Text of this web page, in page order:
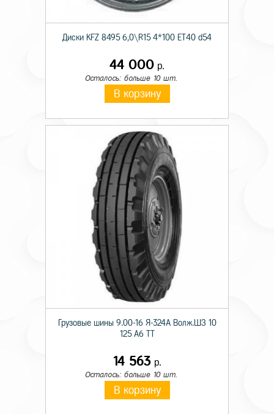
Диски KFZ 8495 6,0\R15 4*100 ET40 d54
44 000 р.
Осталось: больше 10 шт.
В корзину
Грузовые шины 9.00-16 Я-324А Волж.ШЗ 10
125 A6 TT
14 563р.
Осталось: больше 10 шт.
В корзину